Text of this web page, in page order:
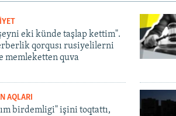
eki künde taşlap kettim".
qorqusı rusiyelilerni
memleketten quva
AQLARI
birdemligi" işini toqtattı,